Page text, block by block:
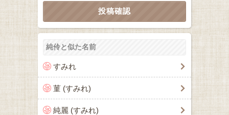
純伶と似た名前
すみれ
菫 (すみれ)
純麗 (すみれ)